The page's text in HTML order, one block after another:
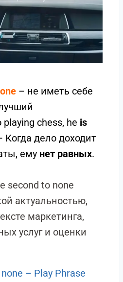
– не иметь себе
chess, he is
Когда дело доходит
ему нет равных.
second to none
актуальностью,
маркетинга,
услуг и оценки
– Play Phrase